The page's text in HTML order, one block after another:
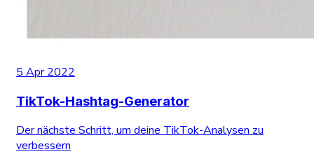
5 Apr 2022
TikTok-Hashtag-Generator
Der nächste Schritt, um deine TikTok-Analysen zu
verbessern